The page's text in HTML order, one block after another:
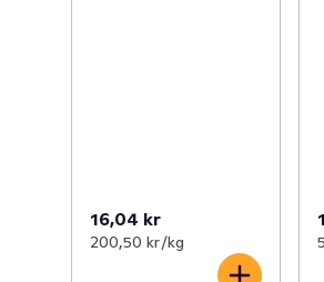
16,04 kr
200,50 kr /kg